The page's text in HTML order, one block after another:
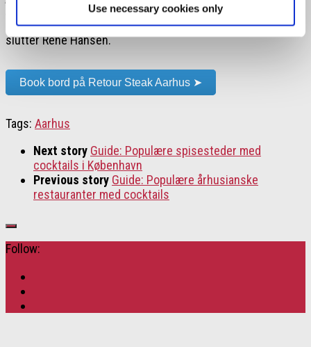
Use necessary cookies only
ikke. Så hvem ved… måske tager københavnerne fremover
turen til Aarhus for at nyde den bedste bøf under åben himmel”,
slutter René Hansen.
Book bord på Retour Steak Aarhus ➤
Tags: Aarhus
Next story Guide: Populære spisesteder med
cocktails i København
Previous story Guide: Populære århusianske
restauranter med cocktails
Follow: